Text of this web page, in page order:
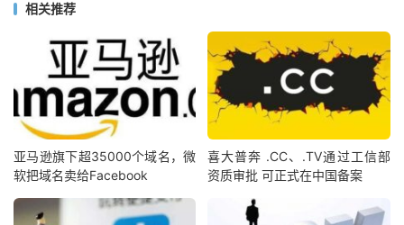
相关推荐
亚马逊旗下超35000个域名，微
软把域名卖给Facebook
喜大普奔 .CC、.TV通过工信部
资质审批 可正式在中国备案